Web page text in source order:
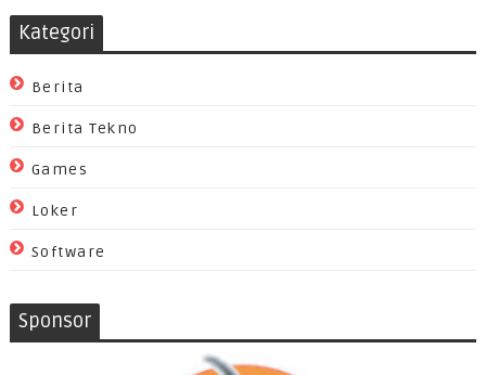
Kategori
Berita
Berita Tekno
Games
Loker
Software
Sponsor